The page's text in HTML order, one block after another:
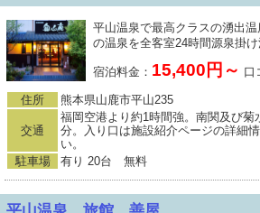
平山温泉で最高クラスの湧出
の温泉を全客室24時間源泉掛け
宿泊料金： 15,400円～ 口
住所 熊本県山鹿市平山235
交通
福岡空港より約1時間強。南関及び菊
分。入り口は施設紹介ページの詳細
い。
駐車場
有り 20台 無料